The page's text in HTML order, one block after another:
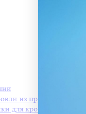
из профнастила
для кровли Покрофф